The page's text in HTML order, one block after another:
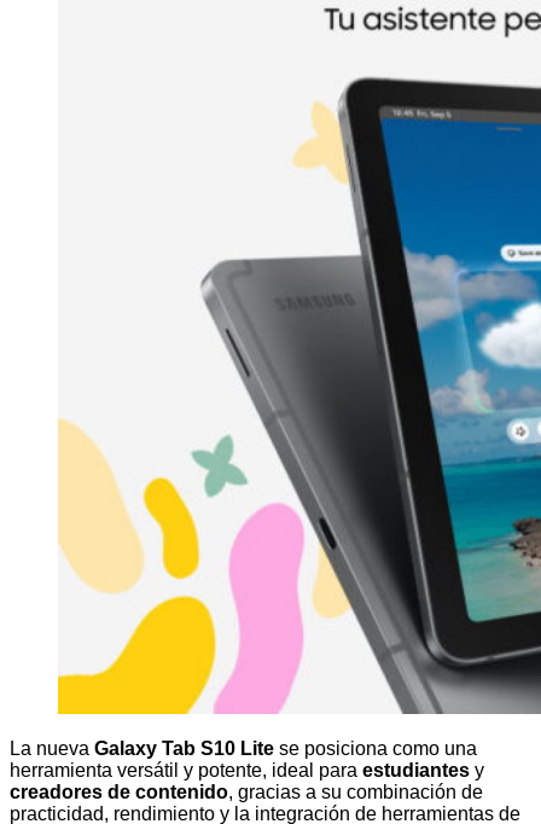
La nueva Galaxy Tab S10 Lite se posiciona como una
herramienta versátil y potente, ideal para estudiantes y
creadores de contenido, gracias a su combinación de
practicidad, rendimiento y la integración de herramientas de